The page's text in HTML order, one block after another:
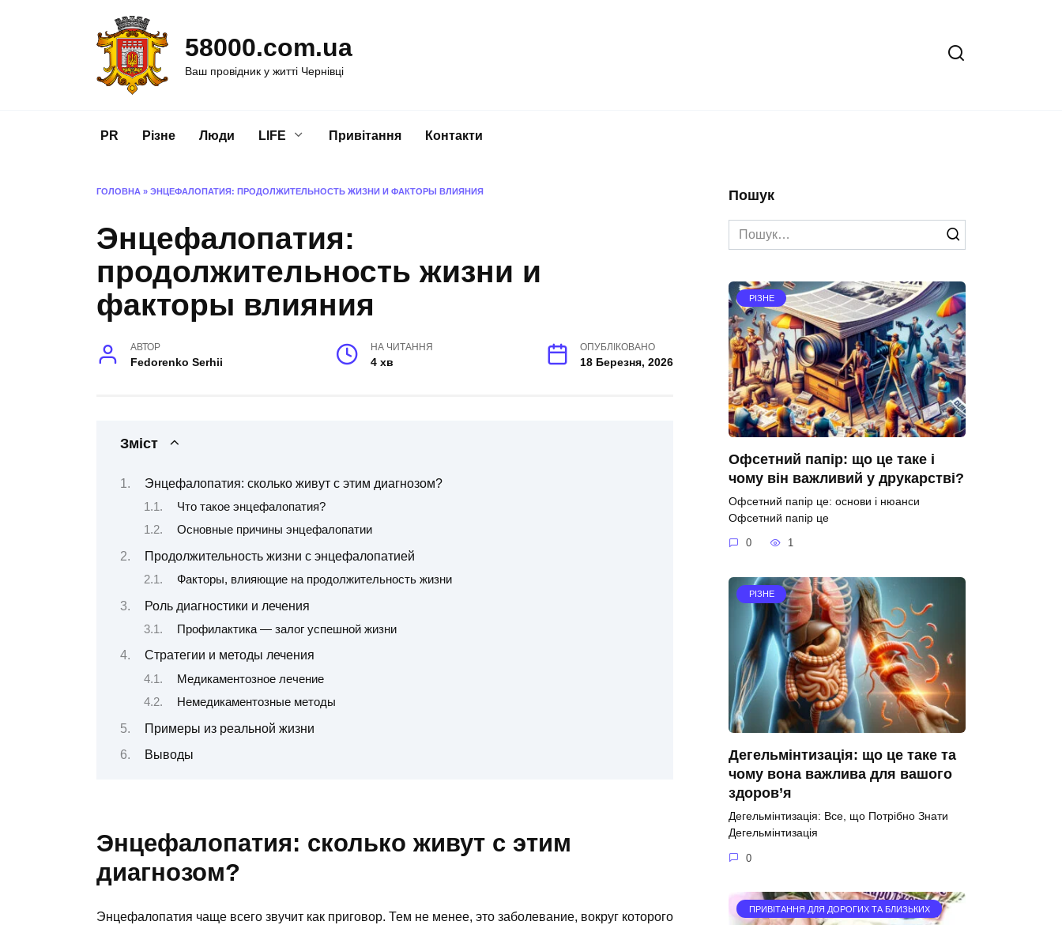
58000.com.ua
Ваш провідник у житті Чернівці
PR Різне Люди LIFE Привітання Контакти
ГОЛОВНА » ЭНЦЕФАЛОПАТИЯ: ПРОДОЛЖИТЕЛЬНОСТЬ ЖИЗНИ И ФАКТОРЫ ВЛИЯНИЯ
Энцефалопатия:
продолжительность жизни и
факторы влияния
АВТОР
Fedorenko Serhii
НА ЧИТАННЯ
4 хв
ОПУБЛІКОВАНО
18 Березня, 2026
Зміст
Энцефалопатия: сколько живут с этим диагнозом?
Что такое энцефалопатия?
Основные причины энцефалопатии
Продолжительность жизни с энцефалопатией
Факторы, влияющие на продолжительность жизни
Роль диагностики и лечения
Профилактика — залог успешной жизни
Стратегии и методы лечения
Медикаментозное лечение
Немедикаментозные методы
Примеры из реальной жизни
Выводы
Энцефалопатия: сколько живут с этим
диагнозом?
Энцефалопатия чаще всего звучит как приговор. Тем не менее, это заболевание, вокруг которого
Пошук
Search
for:
РІЗНЕ
Офсетний папір: що це таке і
чому він важливий у друкарстві?
Офсетний папір це: основи і нюанси
Офсетний папір це
0 1
РІЗНЕ
Дегельмінтизація: що це таке та
чому вона важлива для вашого
здоров’я
Дегельмінтизація: Все, що Потрібно Знати
Дегельмінтизація
0
ПРИВІТАННЯ ДЛЯ ДОРОГИХ ТА БЛИЗЬКИХ